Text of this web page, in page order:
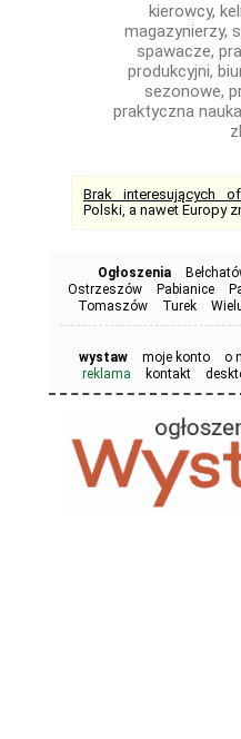
kierowcy,
magazynierzy,
spawacze,
produkcyjni,
sezonowe,
praktyczna
Brak interesujących
Polski, a nawet Europy
Ogłoszenia
Ostrzeszów
Pabianice
Tomaszów
Turek
wystaw moje konto o
reklama
kontakt